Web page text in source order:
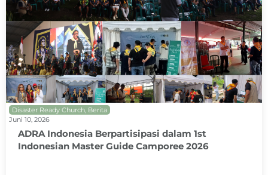
Disaster Ready Church, Berita
Juni 10, 2026
ADRA Indonesia Berpartisipasi dalam 1st
Indonesian Master Guide Camporee 2026